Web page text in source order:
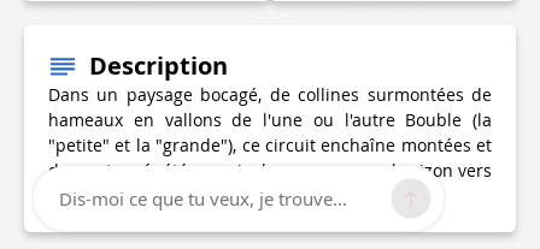
Description
Dans un paysage bocagé, de collines surmontées de
hameaux en vallons de l'une ou l'autre Bouble (la
"petite" et la "grande"), ce circuit enchaîne montées et
descentes répétées mais douces, avec un horizon vers
l'est dominé par la forêt des Colettes.
Dis-moi ce que tu veux, je trouve...